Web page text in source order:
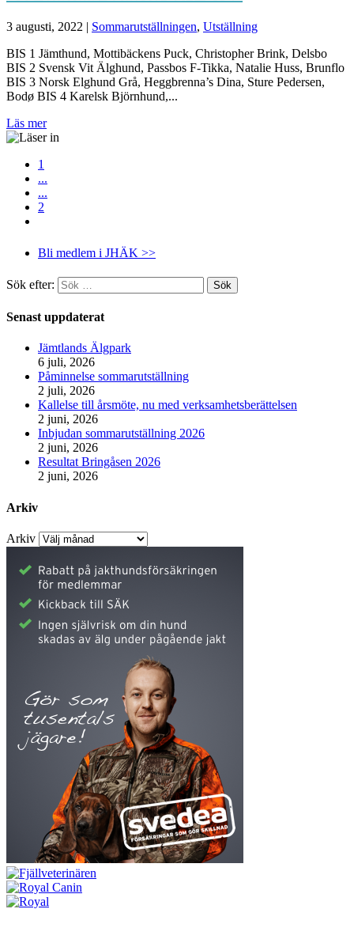
3 augusti, 2022 | Sommarutställningen, Utställning
BIS 1 Jämthund, Mottibäckens Puck, Christopher Brink, Delsbo
BIS 2 Svensk Vit Älghund, Passbos F-Tikka, Natalie Huss, Brunflo
BIS 3 Norsk Elghund Grå, Heggbrenna’s Dina, Sture Pedersen,
Bodø BIS 4 Karelsk Björnhund,...
Läs mer
1
...
...
2
Bli medlem i JHÄK >>
Sök efter:
Senast uppdaterat
Jämtlands Älgpark
6 juli, 2026
Påminnelse sommarutställning
2 juli, 2026
Kallelse till årsmöte, nu med verksamhetsberättelsen
2 juni, 2026
Inbjudan sommarutställning 2026
2 juni, 2026
Resultat Bringåsen 2026
2 juni, 2026
Arkiv
Arkiv